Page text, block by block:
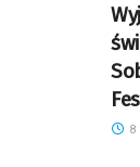
8